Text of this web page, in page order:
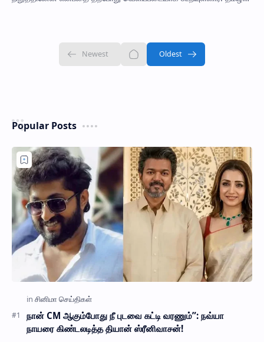
Popular Posts
நான் CM ஆகும்போது நீ புடவை கட்டி வரணும்”: நவ்யா
நாயரை கிண்டலடித்த தியான் ஸ்ரீனிவாசன்!